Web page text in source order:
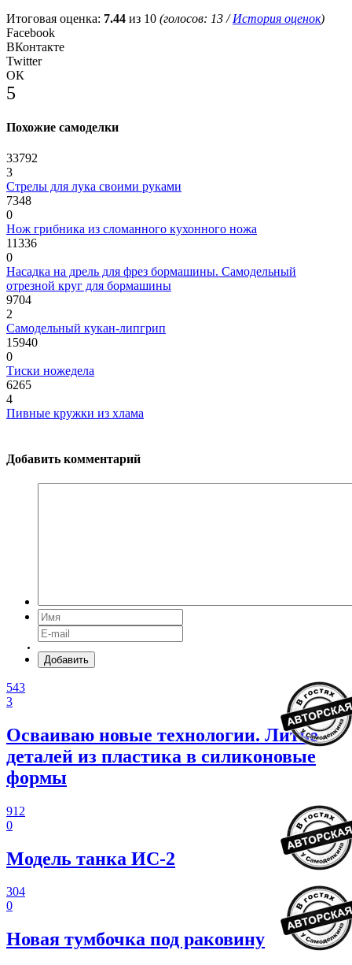
Итоговая оценка: 7.44 из 10 (голосов: 13 /История оценок)
Facebook
ВКонтакте
Twitter
ОК
5
Похожие самоделки
33792
3
Стрелы для лука своими руками
7348
0
Нож грибника из сломанного кухонного ножа
11336
0
Насадка на дрель для фрез бормашины. Самодельный
отрезной круг для бормашины
9704
2
Самодельный кукан-липгрип
15940
0
Тиски ножедела
6265
4
Пивные кружки из хлама
Добавить комментарий
Добавить
543
3
Осваиваю новые технологии. Литье
деталей из пластика в силиконовые
формы
912
0
Модель танка ИС-2
304
0
Новая тумбочка под раковину